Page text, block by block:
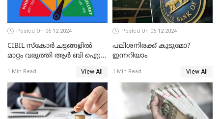
Posted On 06-12-2024
CIBIL സ്കോർ ചട്ടങ്ങളിൽ
മാറ്റം വരുത്തി ആർ ബി ഐ;
ലോൺ എടുത്തവരും
അറിഞ്ഞിരിക്കേണ്ട
കാര്യങ്ങൾ
1 Min Read View All
Posted On 06-12-2024
പലിശനിരക്ക് കൂടുമോ?
ഇന്നറിയാം
1 Min Read View All